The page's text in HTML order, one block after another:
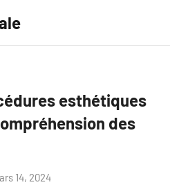
esthétiques
des
14, 2024